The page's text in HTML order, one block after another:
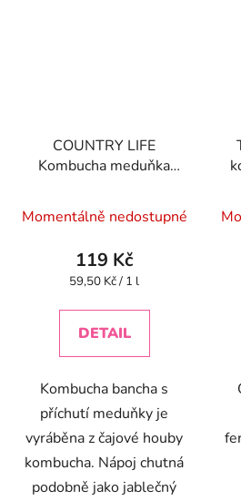
COUNTRY LIFE
Kombucha meduňka
Momentálně nedostupné
119 Kč
Měrná
59,50 Kč / 1 l
DETAIL
Kombucha bancha s
příchutí meduňky je
vyráběna z čajové houby
kombucha. Nápoj chutná
podobně jako jablečný